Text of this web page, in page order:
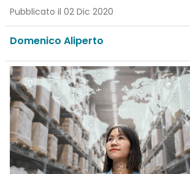
Pubblicato il 02 Dic 2020
Domenico Aliperto